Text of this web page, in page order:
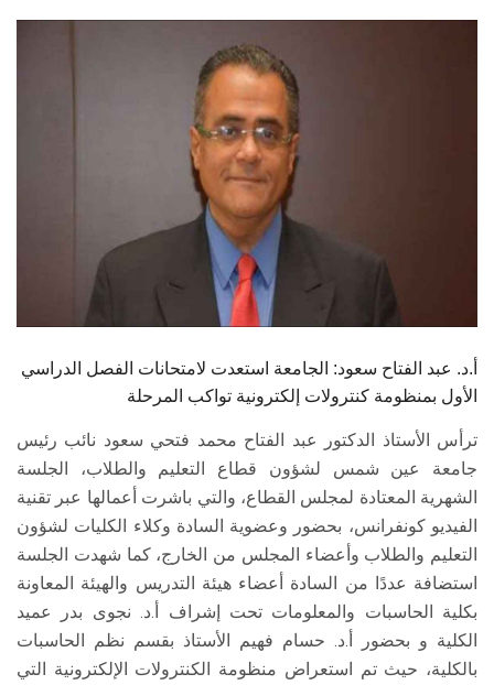
الطلاب
الزائـرون
سجل الان
أ.د. عبد الفتاح سعود: الجامعة استعدت لامتحانات الفصل الدراسي
الأول بمنظومة كنترولات إلكترونية تواكب المرحلة
ترأس الأستاذ الدكتور عبد الفتاح محمد فتحي سعود نائب رئيس
جامعة عين شمس لشؤون قطاع التعليم والطلاب، الجلسة
الشهرية المعتادة لمجلس القطاع، والتي باشرت أعمالها عبر تقنية
الفيديو كونفرانس، بحضور وعضوية السادة وكلاء الكليات لشؤون
التعليم والطلاب وأعضاء المجلس من الخارج، كما شهدت الجلسة
استضافة عددًا من السادة أعضاء هيئة التدريس والهيئة المعاونة
بكلية الحاسبات والمعلومات تحت إشراف أ.د. نجوى بدر عميد
الكلية و بحضور أ.د. حسام فهيم الأستاذ بقسم نظم الحاسبات
بالكلية، حيث تم استعراض منظومة الكنترولات الإلكترونية التي